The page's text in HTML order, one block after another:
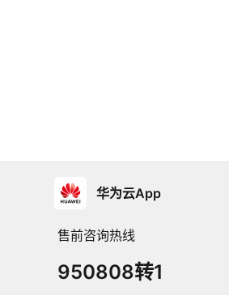
华为云App
售前咨询热线
950808转1